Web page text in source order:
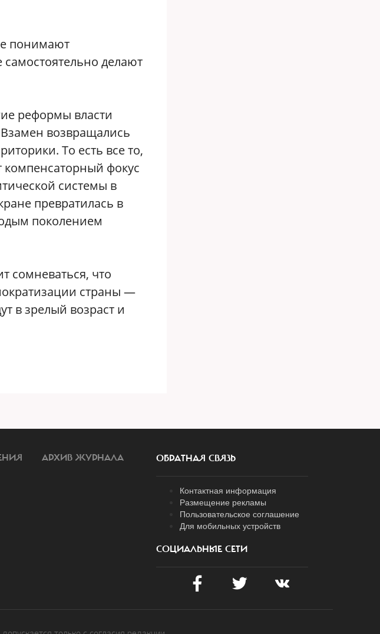
понимают
делают
реформы власти
возвращались
То есть все то,
компенсаторный фокус
системы в
превратилась в
поколением
сомневаться, что
страны —
в зрелый возраст и
АРХИВ ЖУРНАЛА ОБРАТНАЯ СВЯЗЬ
Контактная информация
Размещение рекламы
Пользовательское соглашение
Для мобильных устройств
СОЦИАЛЬНЫЕ СЕТИ